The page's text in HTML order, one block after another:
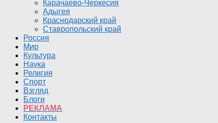
Карачаево-Черкесия
Адыгея
Краснодарский край
Ставропольский край
Россия
Мир
Культура
Наука
Религия
Спорт
Взгляд
Блоги
РЕКЛАМА
Контакты